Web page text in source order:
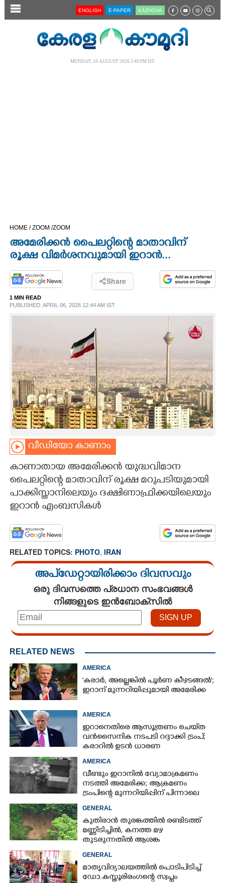
SECTIONS
OPINION
INFO+
ART
ASTRO
CARTOONS
LITERATURE
ZOOM
CONTACT US
ENGLISH E-PAPER KĀZHCHA
MONDAY, 10 AUGUST 2026 3.40 PM IST
HOME /ZOOM /ZOOM
അമേരിക്കൻ പൈലറ്റിന്റെ മാതാവിന്
രൂക്ഷ വിമർശനവുമായി ഇറാൻ...
Share
1 MIN READ
PUBLISHED: APRIL 06, 2026 12:44 AM IST
വീഡിയോ കാണാം
കാണാതായ അമേരിക്കൻ യുദ്ധവിമാന
പൈലറ്റിന്റെ മാതാവിന് രൂക്ഷ മറുപടിയുമായി
പാക്കിസ്താനിലെയും ദക്ഷിണാഫ്രിക്കയിലെയും
ഇറാൻ എംബസികൾ
RELATED TOPICS: PHOTO, IRAN
അപ്ഡേറ്റായിരിക്കാം ദിവസവും
ഒരു ദിവസത്തെ പ്രധാന സംഭവങ്ങൾ
നിങ്ങളുടെ ഇൻബോക്സിൽ
RELATED NEWS
AMERICA
'കരാർ, അല്ലെങ്കിൽ പൂർണ കീഴടങ്ങൽ';
ഇറാന് മുന്നറിയിപ്പുമായി അമേരിക്ക
AMERICA
ഇറാനെതിരെ ആസൂത്രണം ചെയ്‌ത
വൻസൈനിക നടപടി റദ്ദാക്കി ട്രംപ്;
കരാറിൽ ഉടൻ ധാരണ
AMERICA
വീണ്ടും ഇറാനിൽ വ്യോമാക്രമണം
നടത്തി അമേരിക്ക; ആക്രമണം
ട്രംപിന്റെ മുന്നറിയിപ്പിന് പിന്നാലെ
GENERAL
കുതിരാൻ തുരങ്കത്തിൽ രണ്ടിടത്ത്
മണ്ണിടിച്ചിൽ, കനത്ത മഴ
തുടരുന്നതിൽ ആശങ്ക
GENERAL
മാതൃവിദ്യാലയത്തിൽ പൊടിപിടിച്ച്
ഡോ.കസ്തൂരിരംഗന്റെ സ്വപ്നം